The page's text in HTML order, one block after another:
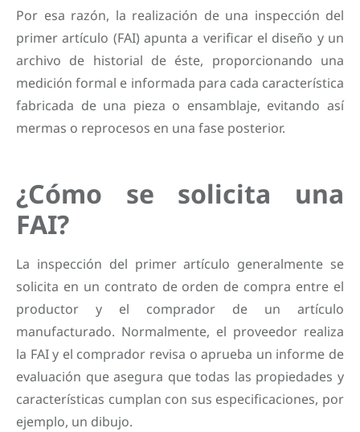
Por esa razón, la realización de una inspección del
primer artículo (FAI) apunta a verificar el diseño y un
archivo de historial de éste, proporcionando una
medición formal e informada para cada característica
fabricada de una pieza o ensamblaje, evitando así
mermas o reprocesos en una fase posterior.
¿Cómo se solicita una
FAI?
La inspección del primer artículo generalmente se
solicita en un contrato de orden de compra entre el
productor y el comprador de un artículo
manufacturado. Normalmente, el proveedor realiza
la FAI y el comprador revisa o aprueba un informe de
evaluación que asegura que todas las propiedades y
características cumplan con sus especificaciones, por
ejemplo, un dibujo.